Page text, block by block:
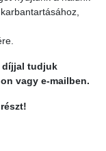
díjjal tudjuk
vagy e-mailben.